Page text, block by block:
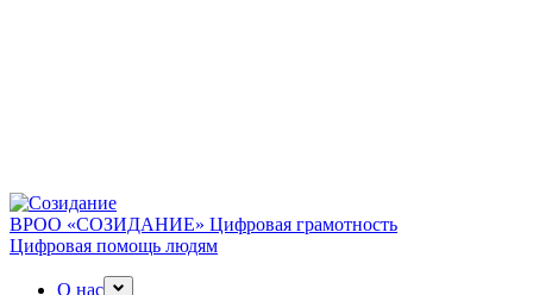
ВРОО «СОЗИДАНИЕ» Цифровая грамотность
Цифровая помощь людям
О нас